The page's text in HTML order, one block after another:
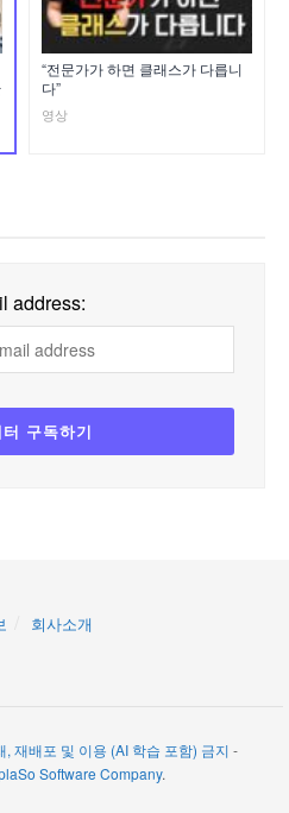
“전문가가 하면 클래스가 다릅니
다”
영상
address:
회사소개
재배포 및 이용 (AI 학습 포함) 금지 -
Software Company.